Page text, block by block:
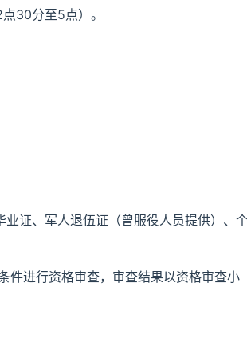
30分至5点）。
证、军人退伍证（曾服役人员提供）、
件进行资格审查，审查结果以资格审查小